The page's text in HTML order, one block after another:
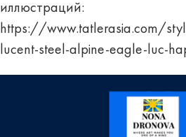
иллюстраций:
https://www.tatlerasia.com/
lucent-steel-alpine-eagle-luc-